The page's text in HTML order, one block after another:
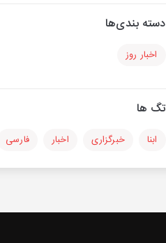
دسته بندی‌ها
اخبار روز
تگ ها
ابنا خبرگزاری اخبار فارسی